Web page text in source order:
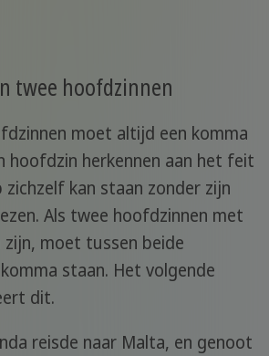
twee hoofdzinnen
moet altijd een komma
hoofdzin herkennen aan het feit
kan staan zonder zijn
Als twee hoofdzinnen met
zijn, moet tussen beide
staan. Het volgende
dit.
reisde naar Malta, en genoot